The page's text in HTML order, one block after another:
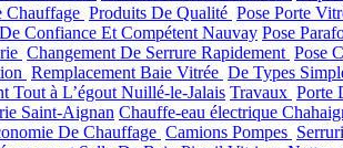
Chauffage Produits De Qualité Pose Porte
Confiance Et Compétent Nauvay Pose
Changement De Serrure Rapidement Pose
Remplacement Baie Vitrée De Types
Tout à L’égout Nuillé-le-Jalais Travaux Porte
Saint-Aignan Chauffe-eau électrique
De Chauffage Camions Pompes